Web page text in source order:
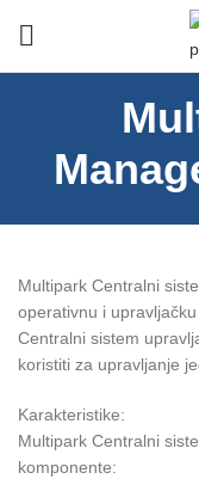
Multipark Centralni
operativnu i
Centralni sistem
koristiti za upravljanje
Karakteristike:
Multipark Centralni
komponente: